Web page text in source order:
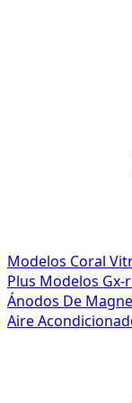
Modelos Coral
Plus Modelos Gx-r
Ánodos De
Aire